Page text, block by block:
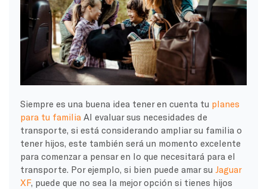
Siempre es una buena idea tener en cuenta tu planes
para tu familiaAl evaluar sus necesidades de
transporte, si está considerando ampliar su familia o
tener hijos, este también será un momento excelente
para comenzar a pensar en lo que necesitará para el
transporte. Por ejemplo, si bien puede amar su Jaguar
XF, puede que no sea la mejor opción si tienes hijos